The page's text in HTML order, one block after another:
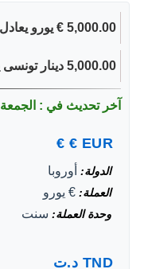
5,000.00 € يورو يعادل اليوم 1,966.19 دينار تونسى.
5,000.00 دينار تونسى يعادل 12,714.93 € يورو اليوم.
آخر تحديث في : الجمعة 7 أغسطس 2026
EUR
€
€
الدولة أوروبا
العملة € يورو
وحدة العملة سنت
TND د.ت